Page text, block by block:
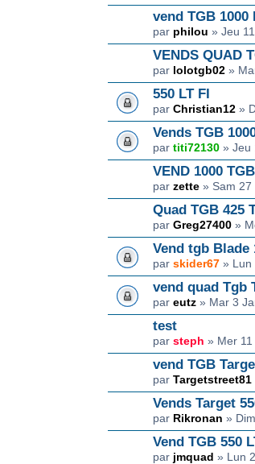
vend TGB 1000
par philou » Jeu
VENDS QUAD
par lolotgb02 »
550 LT FI
parChristian12 »
Vends TGB
partiti72130 » Jeu
VEND 1000
parzette » Sam 27
Quad TGB 425
parGreg27400 »
Vend tgb Blade
parskider67 » Lun
vend quad Tgb
pareutz » Mar 3
test
parsteph » Mer
vend TGB
parTargetstreet81
Vends Target
par Rikronan »
Vend TGB 550
par jmquad » Lun